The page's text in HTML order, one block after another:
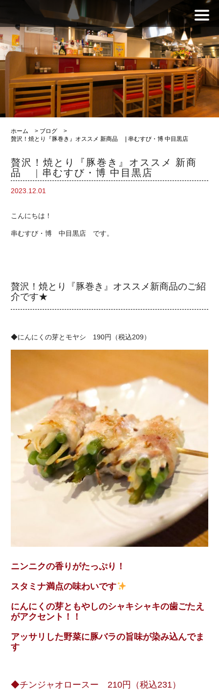
ホーム > ブログ
>
贅沢！焼とり『豚巻き』オススメ 新商品 | 串むすび・博 中目黒店
贅沢！焼とり『豚巻き』オススメ 新商
品 | 串むすび・博 中目黒店
2023.12.01
こんにちは！
串むすび・博 中目黒店 です。
贅沢！焼とり『豚巻き』オススメ新商品のご紹
介です★
◆にんにくの芽とモヤシ 190円（税込209）
ニンニクの香りがたっぷり！
スタミナ満点の味わいです
にんにくの芽ともやしのシャキシャキの歯ごたえ
がアクセント！！
アッサリした野菜に豚バラの旨味が染み込んでま
す
◆チンジャオロースー 210円（税込231）